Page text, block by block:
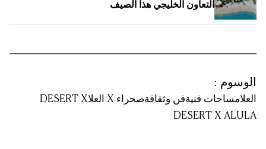
التعاون الخليجي هذا الصيف
الوسوم :
العلامساحات فنيةفن وثقافةصحراء X العلا
DESERT X
DESERT X ALULA